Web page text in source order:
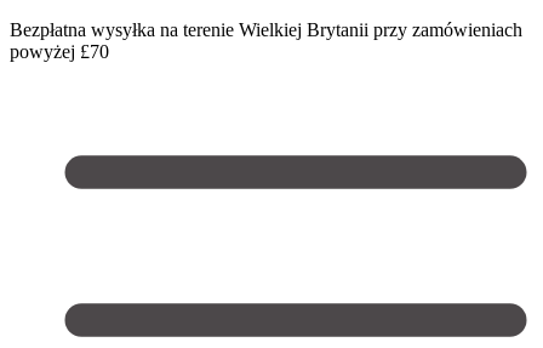
Bezpłatna wysyłka na terenie Wielkiej Brytanii przy zamówieniach
powyżej £70